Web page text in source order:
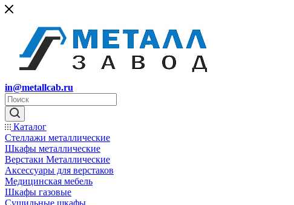
in@metallcab.ru
Каталог
Стеллажи металлические
Шкафы металлические
Верстаки Металлические
Аксессуары для верстаков
Медицинская мебель
Шкафы газовые
Сушильные шкафы